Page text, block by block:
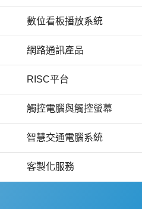
數位看板播放系統
網路通訊產品
RISC平台
觸控電腦與觸控螢幕
智慧交通電腦系統
客製化服務